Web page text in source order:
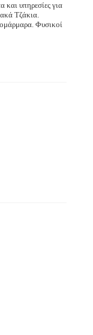
και υπηρεσίες για
Τζάκια.
Φυσικοί